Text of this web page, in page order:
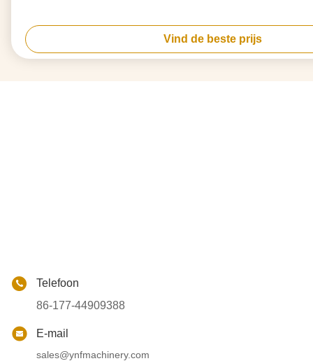
Vind de beste prijs
Telefoon
86-177-44909388
E-mail
sales@ynfmachinery.com